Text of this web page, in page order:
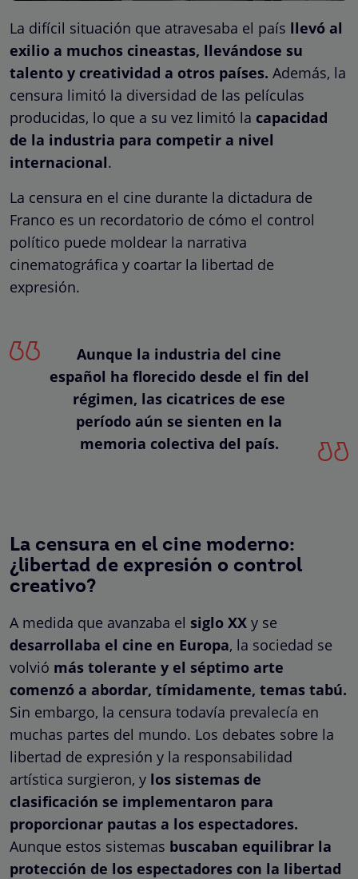
La difícil situación que atravesaba el país llevó al
exilio a muchos cineastas, llevándose su
talento y creatividad a otros países. Además, la
censura limitó la diversidad de las películas
producidas, lo que a su vez limitó la capacidad
de la industria para competir a nivel
internacional.
La censura en el cine durante la dictadura de
Franco es un recordatorio de cómo el control
político puede moldear la narrativa
cinematográfica y coartar la libertad de
expresión.
Aunque la industria del cine
español ha florecido desde el fin del
régimen, las cicatrices de ese
período aún se sienten en la
memoria colectiva del país.
La censura en el cine moderno:
¿libertad de expresión o control
creativo?
A medida que avanzaba el siglo XX y se
desarrollaba el cine en Europa, la sociedad se
volvió más tolerante y el séptimo arte
comenzó a abordar, tímidamente, temas tabú.
Sin embargo, la censura todavía prevalecía en
muchas partes del mundo. Los debates sobre la
libertad de expresión y la responsabilidad
artística surgieron, y los sistemas de
clasificación se implementaron para
proporcionar pautas a los espectadores.
Aunque estos sistemas buscaban equilibrar la
protección de los espectadores con la libertad